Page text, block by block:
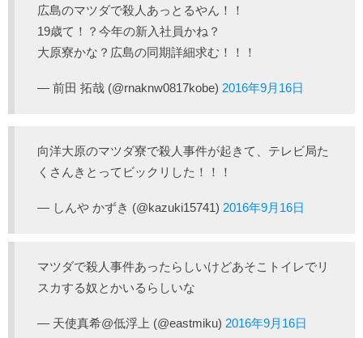
広島のマツダで殺人あっとるやん！！
19歳て！？今年の新入社員かね？
大原寮かな？広島の同期詳細求む！！！
— 前田 拓哉 (@rnaknw0817kobe) 2016年9月16日
向洋大原のマツダ寮で殺人事件が起きて、テレビ局た
くさんきとってビックリした！！！
— しんや かずき (@kazuki15741) 2016年9月16日
マツダで殺人事件あったらしいけどあそこトイレでリ
スカする奴とかいるらしいな
— 天使真希@低浮上 (@eastmiku) 2016年9月16日